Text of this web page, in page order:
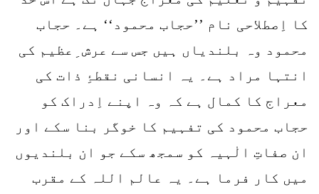
کا اِصطلاحی نام ’’حجاب محمود‘‘ ہے۔ حجاب
محمود وہ بلندیاں ہیں جس سے عرش ِعظیم کی
انتہا مراد ہے۔ یہ انسانی نقطۂِ ذات کی
معراج کا کمال ہے کہ وہ اپنے اِدراک کو
حجاب محمود کی تفہیم کا خوگر بنا سکے اور
ان صفاتِ الٰہیہ کو سمجھ سکے جو ان بلندیوں
میں کار فرما ہے۔ یہ عالم اللہ کے مقرب